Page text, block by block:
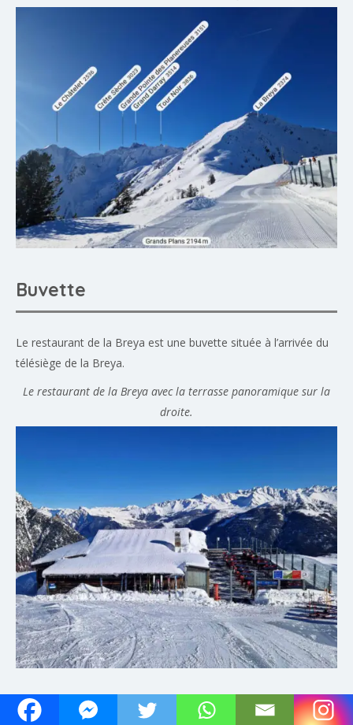
Buvette
Le restaurant de la Breya est une buvette située à l’arrivée du
télésiège de la Breya.
Le restaurant de la Breya avec la terrasse panoramique sur la
droite.
La terrasse du restaurant de la Breya.